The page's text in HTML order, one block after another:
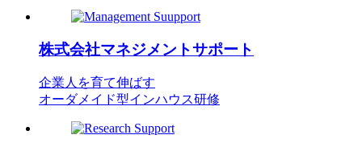
株式会社マネジメントサポート
企業人を育て伸ばす
オーダメイド型インハウス研修